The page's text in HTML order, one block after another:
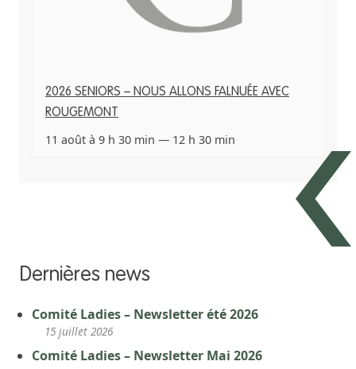
2026 SENIORS – NOUS ALLONS FALNUÉE AVEC
ROUGEMONT
11 août à 9 h 30 min — 12 h 30 min
Dernières news
Comité Ladies – Newsletter été 2026
15 juillet 2026
Comité Ladies – Newsletter Mai 2026